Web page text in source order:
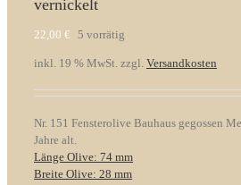
vernickelt
22,00 € 5 vorrätig
inkl. 19 % MwSt. zzgl. Versandkosten
Nr. 151 Fensterolive Bauhaus gegossen
Jahre alt.
Länge Olive: 74 mm
Breite Olive: 28 mm